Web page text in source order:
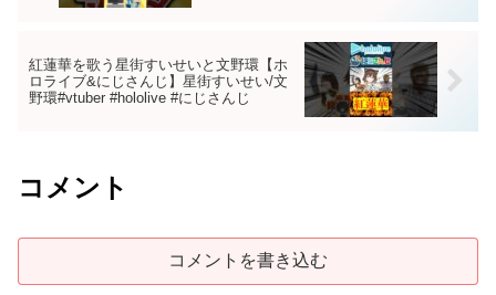
紅蓮華を歌う星街すいせいと文野環【ホ
ロライブ&にじさんじ】星街すいせい/文
野環#vtuber #hololive #にじさんじ
コメント
コメントを書き込む